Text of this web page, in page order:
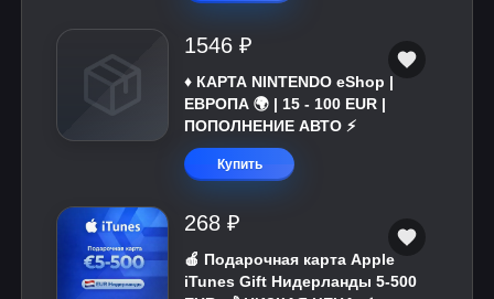
1546 ₽
♦️ КАРТА NINTENDO eShop |
ЕВРОПА 🌍 | 15 - 100 EUR |
ПОПОЛНЕНИЕ АВТО ⚡
Купить
268 ₽
🍎 Подарочная карта Apple
iTunes Gift Нидерланды 5-500